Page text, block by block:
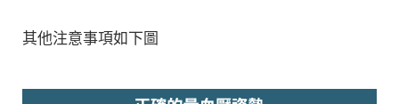
其他注意事項如下圖